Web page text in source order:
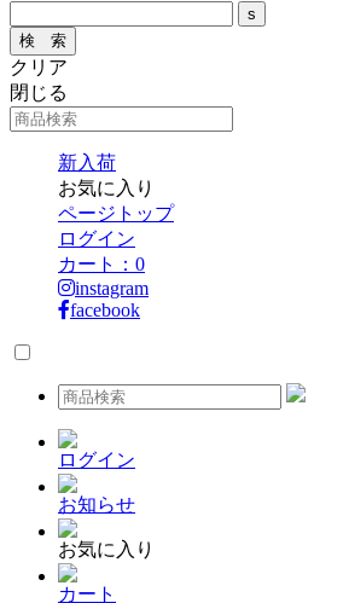
クリア
閉じる
新入荷
お気に入り
ページトップ
ログイン
カート： 0
instagram
facebook
ログイン
お知らせ
お気に入り
カート